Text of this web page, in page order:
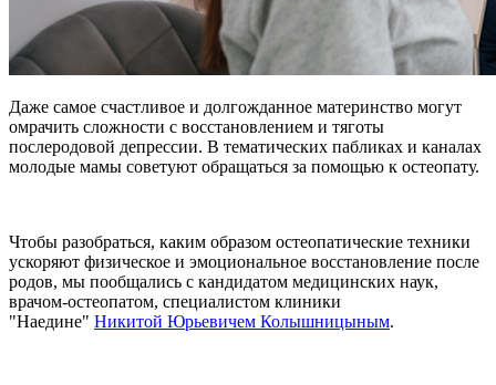
Даже самое счастливое и долгожданное материнство могут
омрачить сложности с восстановлением и тяготы
послеродовой депрессии. В тематических пабликах и каналах
молодые мамы советуют обращаться за помощью к остеопату.
Чтобы разобраться, каким образом остеопатические техники
ускоряют физическое и эмоциональное восстановление после
родов, мы пообщались с кандидатом медицинских наук,
врачом-остеопатом, специалистом клиники
"Наедине" Никитой Юрьевичем Колышницыным.